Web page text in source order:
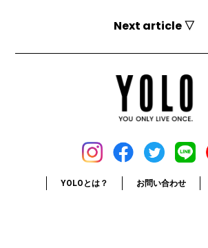
Next article ▽
YOLOとは？ お問い合わせ